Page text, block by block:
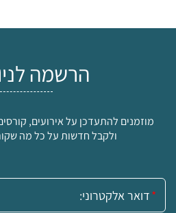
הרשמה
מוזמנים להתעדכן על אירועים,
ולקבל חדשות על כל מה
אימייל: